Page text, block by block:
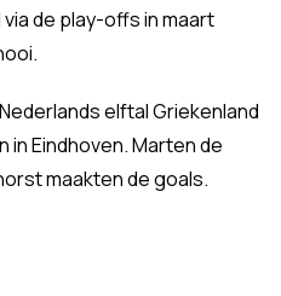
de play-offs in maart
elftal Griekenland
in Eindhoven. Marten de
maakten de goals.